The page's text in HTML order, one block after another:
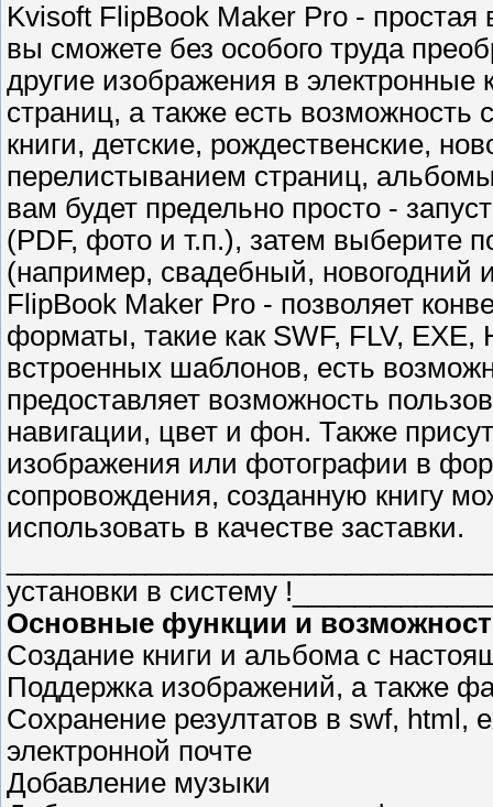
Kvisoft FlipBook Maker Pro -
вы сможете без особого труда
другие изображения в
страниц, а также есть
книги, детские, рождественские,
перелистыванием страниц,
вам будет предельно просто -
(PDF, фото и т.п.), затем выберите
(например, свадебный, новогодний
FlipBook Maker Pro - позволяет
форматы, такие как SWF, FLV,
встроенных шаблонов, есть
предоставляет возможность
навигации, цвет и фон. Также
изображения или фотографии в
сопровождения, созданную книгу
использовать в качестве заставки.
установки в систему
Основные функции и
Создание книги и альбома с
Поддержка изображений, а также
Сохранение резултатов в swf, html,
электронной почте
Добавление музыки